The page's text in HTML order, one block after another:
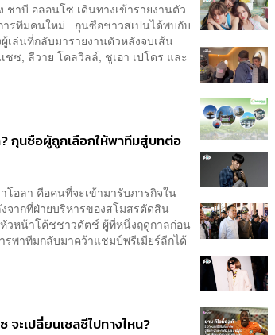
ชาบี อลอนโซ เดินทางเข้ารายงานตัว
ารทีมคนใหม่ กุนซือชาวสเปนได้พบกับ
เล่นที่กลับมารายงานตัวหลังจบเส้น
ซ, ลีวาย โคลวิลล์, ชูเอา เปโดร และ
? กุนซือผู้ถูกเลือกให้พาทีมสู่บทต่อ
อลา คือคนที่จะเข้ามารับภารกิจใน
จากที่ฝ่ายบริหารของสโมสรตัดสิน
วหน้าโค้ชชาวดัตช์ ผู้ที่หนึ่งฤดูกาลก่อน
พาทีมกลับมาคว้าแชมป์พรีเมียร์ลีกได้
ะเปลี่ยนเชลซีไปทางไหน?